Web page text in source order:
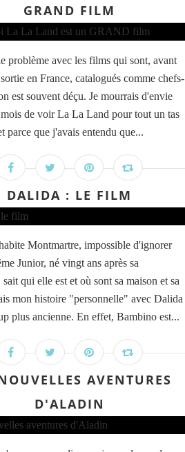
GRAND FILM
problème avec les films qui sont, avant
en France, catalogués comme chefs-
est souvent déçu. Je mourrais d'envie
de voir La La Land pour tout un tas
parce que j'avais entendu que...
DALIDA : LE FILM
Montmartre, impossible d'ignorer
Junior, né vingt ans après sa
qui elle est et où sont sa maison et sa
mon histoire "personnelle" avec Dalida
plus ancienne. En effet, Bambino est...
AVENTURES
D'ALADIN